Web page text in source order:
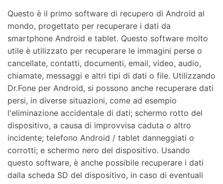
Questo è il primo software di recupero di Android al
mondo, progettato per recuperare i dati da
smartphone Android e tablet. Questo software molto
utile è utilizzato per recuperare le immagini perse o
cancellate, contatti, documenti, email, video, audio,
chiamate, messaggi e altri tipi di dati o file. Utilizzando
Dr.Fone per Android, si possono anche recuperare dati
persi, in diverse situazioni, come ad esempio
l'eliminazione accidentale di dati; schermo rotto del
dispositivo, a causa di improvvisa caduta o altro
incidente; telefono Android / tablet danneggiati o
corrotti; e schermo nero del dispositivo. Usando
questo software, è anche possibile recuperare i dati
dalla scheda SD del dispositivo, in caso di eventuali